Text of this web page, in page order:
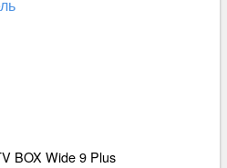
BOX Wide 9 Plus